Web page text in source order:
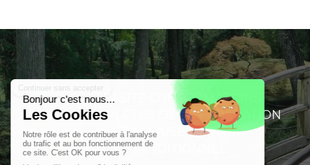
UN SITE D'INFORMATIONS
COMPLÈTES DE LA FEDERATION
FRANCAISE DE REIKI
TRADITIONNEL